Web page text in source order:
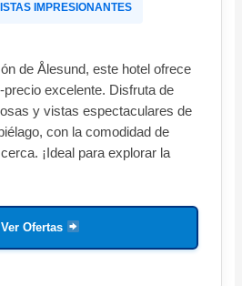
IMPRESIONANTES
de Ålesund, este hotel ofrece
precio excelente. Disfruta de
y vistas espectaculares de
con la comodidad de
¡Ideal para explorar la
Ver Ofertas